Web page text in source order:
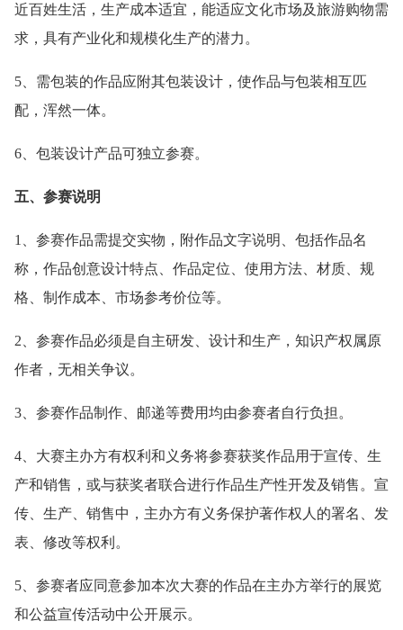
近百姓生活，生产成本适宜，能适应文化市场及旅游购物需
求，具有产业化和规模化生产的潜力。
5、需包装的作品应附其包装设计，使作品与包装相互匹
配，浑然一体。
6、包装设计产品可独立参赛。
五、参赛说明
1、参赛作品需提交实物，附作品文字说明、包括作品名
称，作品创意设计特点、作品定位、使用方法、材质、规
格、制作成本、市场参考价位等。
2、参赛作品必须是自主研发、设计和生产，知识产权属原
作者，无相关争议。
3、参赛作品制作、邮递等费用均由参赛者自行负担。
4、大赛主办方有权利和义务将参赛获奖作品用于宣传、生
产和销售，或与获奖者联合进行作品生产性开发及销售。宣
传、生产、销售中，主办方有义务保护著作权人的署名、发
表、修改等权利。
5、参赛者应同意参加本次大赛的作品在主办方举行的展览
和公益宣传活动中公开展示。